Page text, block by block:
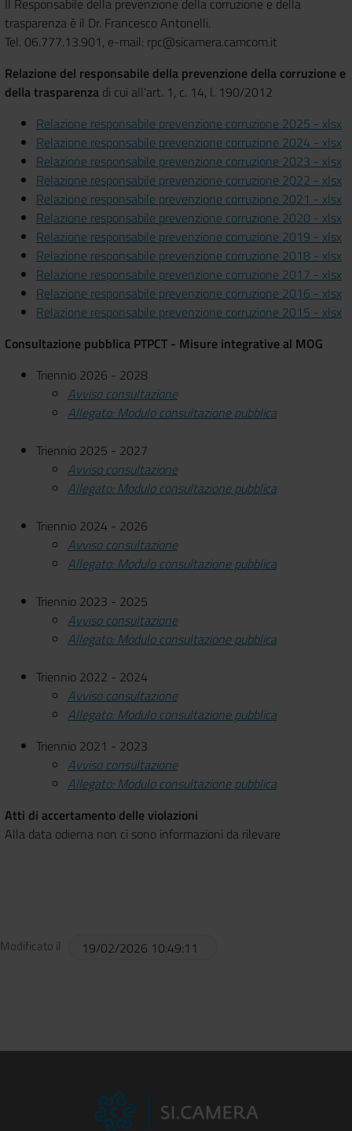
Il Responsabile della prevenzione della corruzione e della
trasparenza è il Dr. Francesco Antonelli.
Tel. 06.777.13.901, e-mail: rpc@sicamera.camcom.it
Relazione del responsabile della prevenzione della corruzione e
della trasparenza di cui all'art. 1, c. 14, l. 190/2012
Relazione responsabile prevenzione corruzione 2025 - xlsx
Relazione responsabile prevenzione corruzione 2024 - xlsx
Relazione responsabile prevenzione corruzione 2023 - xlsx
Relazione responsabile prevenzione corruzione 2022 - xlsx
Relazione responsabile prevenzione corruzione 2021 - xlsx
Relazione responsabile prevenzione corruzione 2020 - xlsx
Relazione responsabile prevenzione corruzione 2019 - xlsx
Relazione responsabile prevenzione corruzione 2018 - xlsx
Relazione responsabile prevenzione corruzione 2017 - xlsx
Relazione responsabile prevenzione corruzione 2016 - xlsx
Relazione responsabile prevenzione corruzione 2015 - xlsx
Consultazione pubblica PTPCT - Misure integrative al MOG
Triennio 2026 - 2028
Avviso consultazione
Allegato: Modulo consultazione pubblica
Triennio 2025 - 2027
Avviso consultazione
Allegato: Modulo consultazione pubblica
Triennio 2024 - 2026
Avviso consultazione
Allegato: Modulo consultazione pubblica
Triennio 2023 - 2025
Avviso consultazione
Allegato: Modulo consultazione pubblica
Triennio 2022 - 2024
Avviso consultazione
Allegato: Modulo consultazione pubblica
Triennio 2021 - 2023
Avviso consultazione
Allegato: Modulo consultazione pubblica
Atti di accertamento delle violazioni
Alla data odierna non ci sono informazioni da rilevare
Modificato il 19/02/2026 10:49:11